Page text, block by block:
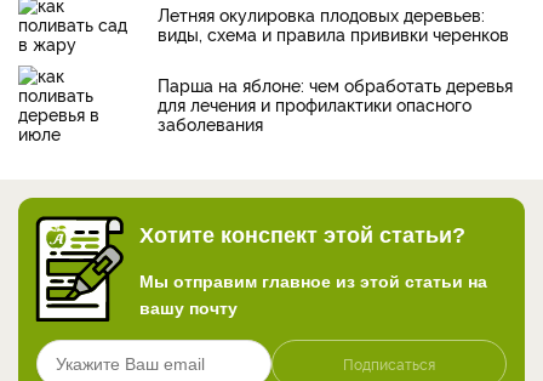
Летняя окулировка плодовых деревьев:
виды, схема и правила прививки черенков
Парша на яблоне: чем обработать деревья
для лечения и профилактики опасного
заболевания
Хотите конспект этой статьи?
Мы отправим главное из этой статьи на
вашу почту
Подписаться